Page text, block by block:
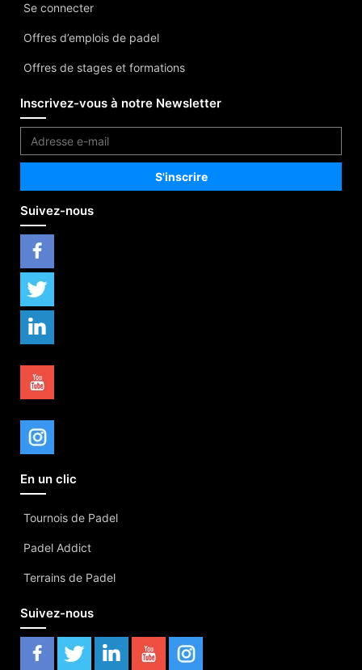
Se connecter
Offres d’emplois de padel
Offres de stages et formations
Inscrivez-vous à notre Newsletter
Suivez-nous
En un clic
Tournois de Padel
Padel Addict
Terrains de Padel
Suivez-nous